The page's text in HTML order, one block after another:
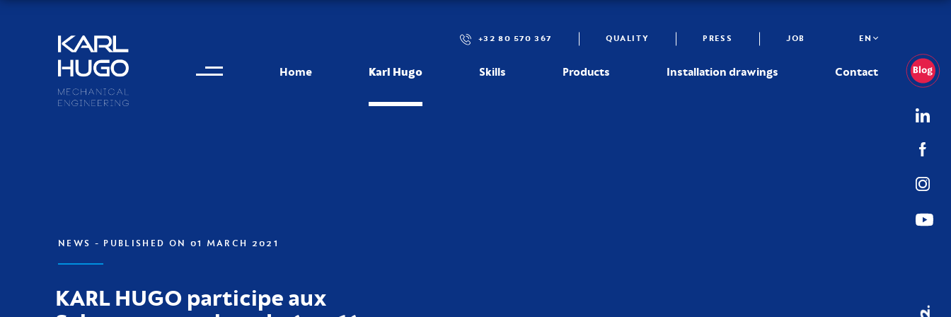
Karl Hugo +32 80 570 367 QUALITY PRESS JOB EN
Contact information
Home Karl Hugo Skills Products Installation drawings Contact
NEWS - PUBLISHED ON 01 MARCH 2021
KARL HUGO participe aux